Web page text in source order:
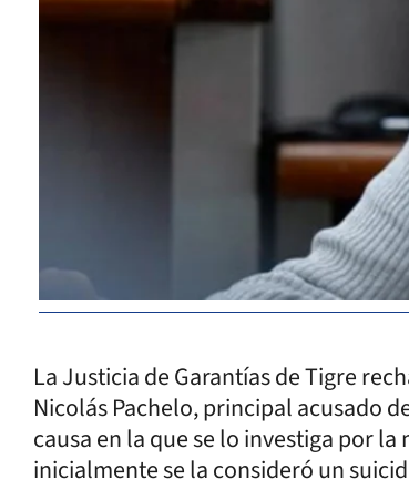
La Justicia de Garantías de Tigre
Nicolás Pachelo, principal acusado
causa en la que se lo investiga por
inicialmente se la consideró un